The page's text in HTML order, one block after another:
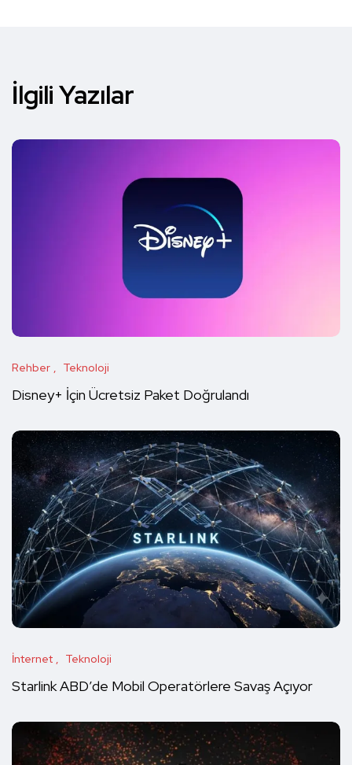
İlgili Yazılar
Rehber Teknoloji
Disney+ İçin Ücretsiz Paket Doğrulandı
İnternet Teknoloji
Starlink ABD’de Mobil Operatörlere Savaş Açıyor